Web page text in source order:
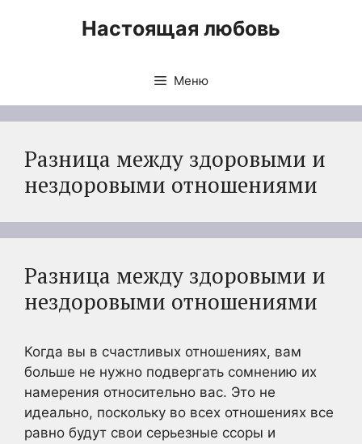
Настоящая любовь
Меню
Разница между здоровыми и
нездоровыми отношениями
Разница между здоровыми и
нездоровыми отношениями
Когда вы в счастливых отношениях, вам
больше не нужно подвергать сомнению их
намерения относительно вас. Это не
идеально, поскольку во всех отношениях все
равно будут свои серьезные ссоры и